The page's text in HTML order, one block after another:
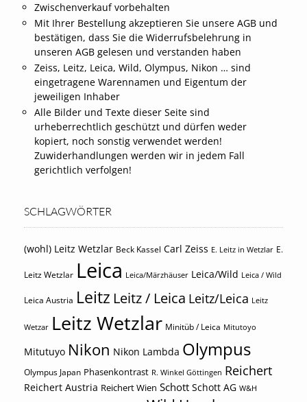
Zwischenverkauf vorbehalten
Mit Ihrer Bestellung akzeptieren Sie unsere AGB und
bestätigen, dass Sie die Widerrufsbelehrung in
unseren AGB gelesen und verstanden haben
Zeiss, Leitz, Leica, Wild, Olympus, Nikon … sind
eingetragene Warennamen und Eigentum der
jeweiligen Inhaber
Alle Bilder und Texte dieser Seite sind
urheberrechtlich geschützt und dürfen weder
kopiert, noch sonstig verwendet werden!
Zuwiderhandlungen werden wir in jedem Fall
gerichtlich verfolgen!
SCHLAGWÖRTER
(wohl) Leitz Wetzlar Beck Kassel Carl Zeiss E. Leitz in Wetzlar E.
Leitz Wetzlar Leica Leica/Märzhäuser Leica/Wild Leica / Wild
Leica Austria Leitz Leitz / Leica Leitz/Leica Leitz
Wetzar Leitz Wetzlar Minitüb / Leica Mitutoyo
Mitutuyo Nikon Nikon Lambda Olympus
Olympus Japan Phasenkontrast R. Winkel Göttingen Reichert
Reichert Austria Reichert Wien Schott Schott AG W&H